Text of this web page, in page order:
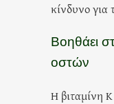
κίνδυνο για
Βοηθάει
οστών
Η βιταμίνη Κ